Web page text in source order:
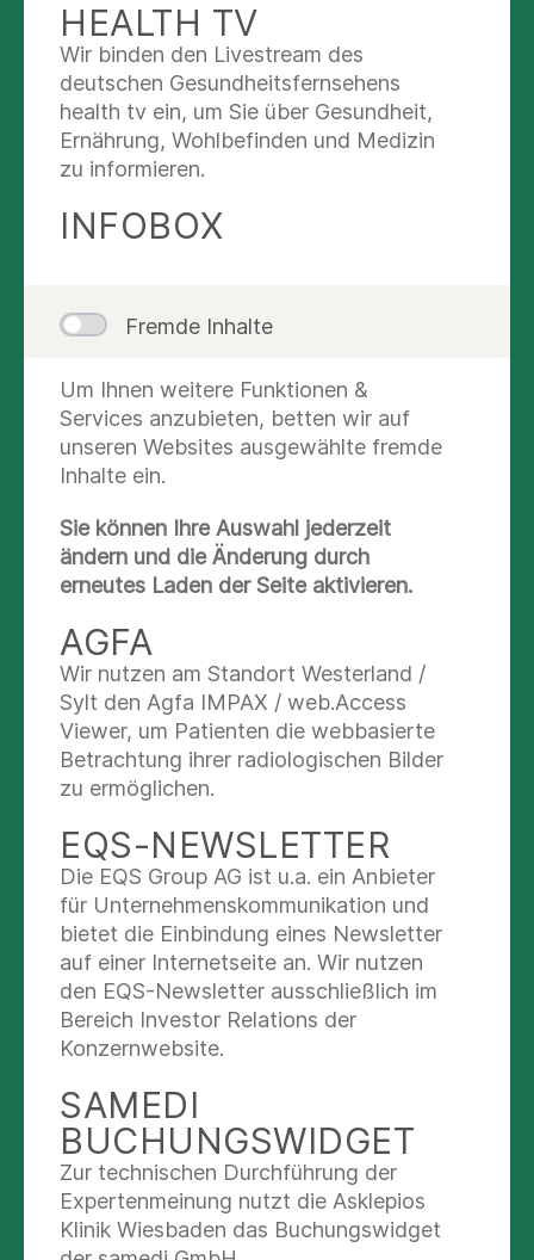
Universitätsorthopädie am Standort Asklepios
Klinikum Bad Abbach übernommen. Prof.
Renkawitz zählt zu den international profilierten
Orthopäden mit hoher wissenschaftlicher
Strahlkraft und exzellentem klinischem
Renommee. Insbesondere seine Arbeiten im
computerassistierter Operationsverfahren haben
die moderne orthopädische Chirurgie
Im Rahmen der Feierstunde würdigte der
Udo Hebel, die Rückkehr des 50-jährigen
Orthopäden und Unfallchirurgen für den
Wissenschafts- und Gesundheitsstandort.
„Antrittsvorlesungen sind stets etwas
Wegmarke in der Entwicklung einer Universität“,
erklärt Prof. Hebel. Die Berufung von Prof.
Renkawitz stellt in diesem Kontext einen großen
insbesondere für die Universitätsmedizin dar.
Prof. Dr. Hebel wies dabei ebenso auf die
Zusammenarbeit mit dem Partner Asklepios
Klinikum in Bad Abbach hin, in dessen
Räumlichkeiten die Regensburger
Universitätsorthopädie untergebracht ist. Da der
Vollausbau des Universitätsklinikums am
Hauptcampus bisher nicht wie ursprünglich
geplant umgesetzt werden konnte, wurden seit
2000 die entsprechenden Fachbereiche am
Standort Bad Abbach angesiedelt.
Auch der Dekan der Fakultät für Medizin, Prof.
Dr. Dirk Hellwig, betonte die strategische
Bedeutung der Berufung. Er hob hervor, dass die
Fakultät mit Prof. Renkawitz eine herausragende
Persönlichkeit als Ordinarius gewonnen habe.
Prof. Hellwig verwies auf Meilensteine in
Renkawitz’ Karriere, darunter
Auslandsaufenthalte an internationalen
Exzellenzzentren sowie den Oskar-Medizinpreis
HEALTH TV
Wir binden den Livestream des
deutschen Gesundheitsfernsehens
health tv ein, um Sie über Gesundheit,
Ernährung, Wohlbefinden und Medizin
zu informieren.
INFOBOX
Fremde Inhalte
Um Ihnen weitere Funktionen &
Services anzubieten, betten wir auf
unseren Websites ausgewählte fremde
Inhalte ein.
Sie können Ihre Auswahl jederzeit
ändern und die Änderung durch
erneutes Laden der Seite aktivieren.
AGFA
Wir nutzen am Standort Westerland /
Sylt den Agfa IMPAX / web.Access
Viewer, um Patienten die webbasierte
Betrachtung ihrer radiologischen Bilder
zu ermöglichen.
EQS-NEWSLETTER
Die EQS Group AG ist u.a. ein Anbieter
für Unternehmenskommunikation und
bietet die Einbindung eines Newsletter
auf einer Internetseite an. Wir nutzen
den EQS-Newsletter ausschließlich im
Bereich Investor Relations der
Konzernwebsite.
SAMEDI
BUCHUNGSWIDGET
Zur technischen Durchführung der
Expertenmeinung nutzt die Asklepios
Klinik Wiesbaden das Buchungswidget